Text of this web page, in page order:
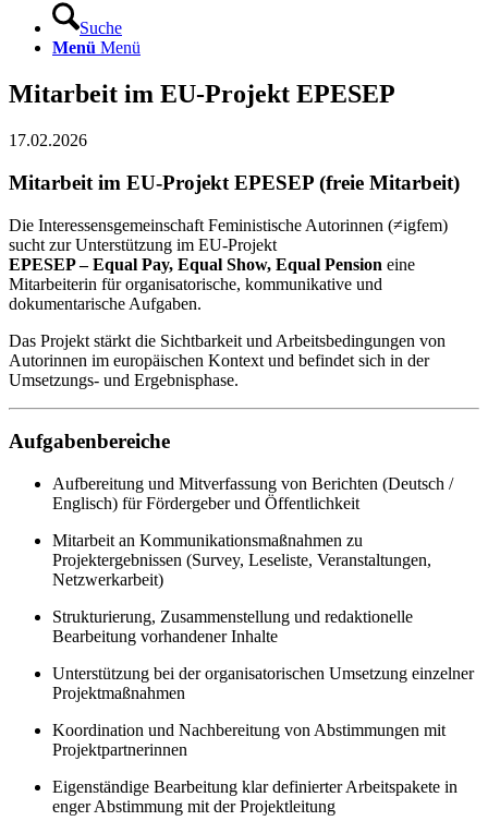
Suche
Menü Menü
Mitarbeit im EU-Projekt EPESEP
17.02.2026
Mitarbeit im EU-Projekt EPESEP (freie Mitarbeit)
Die Interessensgemeinschaft Feministische Autorinnen (≠igfem)
sucht zur Unterstützung im EU-Projekt
EPESEP – Equal Pay, Equal Show, Equal Pension eine
Mitarbeiterin für organisatorische, kommunikative und
dokumentarische Aufgaben.
Das Projekt stärkt die Sichtbarkeit und Arbeitsbedingungen von
Autorinnen im europäischen Kontext und befindet sich in der
Umsetzungs- und Ergebnisphase.
Aufgabenbereiche
Aufbereitung und Mitverfassung von Berichten (Deutsch /
Englisch) für Fördergeber und Öffentlichkeit
Mitarbeit an Kommunikationsmaßnahmen zu
Projektergebnissen (Survey, Leseliste, Veranstaltungen,
Netzwerkarbeit)
Strukturierung, Zusammenstellung und redaktionelle
Bearbeitung vorhandener Inhalte
Unterstützung bei der organisatorischen Umsetzung einzelner
Projektmaßnahmen
Koordination und Nachbereitung von Abstimmungen mit
Projektpartnerinnen
Eigenständige Bearbeitung klar definierter Arbeitspakete in
enger Abstimmung mit der Projektleitung